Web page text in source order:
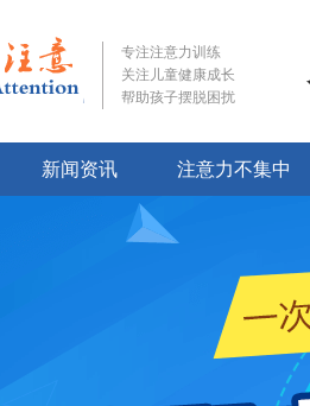
专注注意力训练
关注儿童健康成长
帮助孩子摆脱困扰
新闻资讯 注意力不集中